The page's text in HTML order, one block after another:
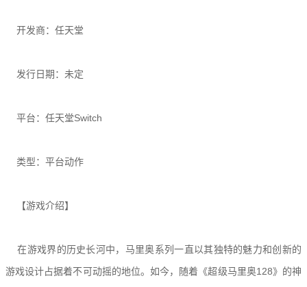
开发商：任天堂
发行日期：未定
平台：任天堂Switch
类型：平台动作
【游戏介绍】
在游戏界的历史长河中，马里奥系列一直以其独特的魅力和创新的
游戏设计占据着不可动摇的地位。如今，随着《超级马里奥128》的神